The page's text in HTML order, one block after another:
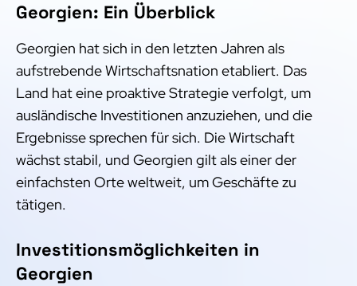
Georgien: Ein Überblick
Georgien hat sich in den letzten Jahren als
aufstrebende Wirtschaftsnation etabliert. Das
Land hat eine proaktive Strategie verfolgt, um
ausländische Investitionen anzuziehen, und die
Ergebnisse sprechen für sich. Die Wirtschaft
wächst stabil, und Georgien gilt als einer der
einfachsten Orte weltweit, um Geschäfte zu
tätigen.
Investitionsmöglichkeiten in
Georgien